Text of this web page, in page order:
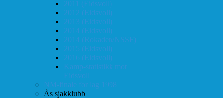
2011 (Eidsvoll)
2012 (Eidsvoll)
2013 (Eidsvoll)
2014 (Eidsvoll)
2014 (Rokaden/NSSF)
2015 (Eidsvoll)
2016 (Eidsvoll)
Kamp-statistikk mot
Eidsvoll
NM-finale for lag 1998
Ås sjakklubb